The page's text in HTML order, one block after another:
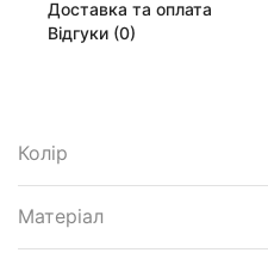
Доставка та оплата
Відгуки (0)
Колір
Матеріал